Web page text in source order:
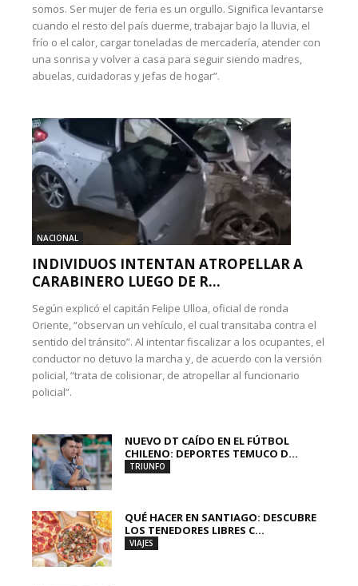
somos. Ser mujer de feria es un orgullo. Significa levantarse
cuando el resto del país duerme, trabajar bajo la lluvia, el
frío o el calor, cargar toneladas de mercadería, atender con
una sonrisa y volver a casa para seguir siendo madres,
abuelas, cuidadoras y jefas de hogar”.
NACIONAL
INDIVIDUOS INTENTAN ATROPELLAR A
CARABINERO LUEGO DE R...
Según explicó el capitán Felipe Ulloa, oficial de ronda
Oriente, “observan un vehículo, el cual transitaba contra el
sentido del tránsito”. Al intentar fiscalizar a los ocupantes, el
conductor no detuvo la marcha y, de acuerdo con la versión
policial, “trata de colisionar, de atropellar al funcionario
policial”.
NUEVO DT CAÍDO EN EL FÚTBOL
CHILENO: DEPORTES TEMUCO D...
TRIUNFO
QUÉ HACER EN SANTIAGO: DESCUBRE
LOS TENEDORES LIBRES C...
VIAJES